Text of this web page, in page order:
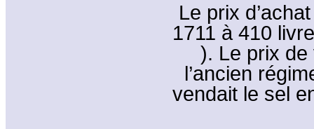
Le prix
1711 à 410
). Le prix
l’ancien
vendait le sel